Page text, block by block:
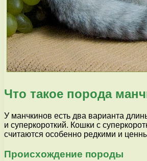
Что такое порода
У манчкинов есть два варианта
и суперкороткий. Кошки с
считаются особенно редкими и
Происхождение породы